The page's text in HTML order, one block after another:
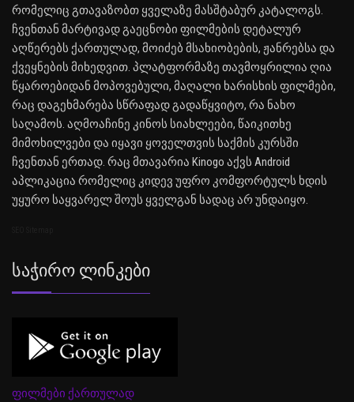
რომელიც გთავაზობთ ყველაზე მასშტაბურ კატალოგს.
ჩვენთან მარტივად გაეცნობი ფილმების დეტალურ
აღწერებს ქართულად, მოიძებ მსახიობების, ჟანრებსა და
ქვეყნების მიხედვით. პლატფორმაზე თავმოყრილია ღია
წყაროებიდან მოპოვებული, მაღალი ხარისხის ფილმები,
რაც დაგეხმარება სწრაფად გადაწყვიტო, რა ნახო
საღამოს. აღმოაჩინე კინოს სიახლეები, წაიკითხე
მიმოხილვები და იყავი ყოველთვის საქმის კურსში
ჩვენთან ერთად. რაც მთავარია Kinogo აქვს Android
აპლიკაცია რომელიც კიდევ უფრო კომფორტულს ხდის
უყურო საყვარელ შოუს ყველგან სადაც არ უნდაიყო.
Საჭირო Ლინკები
ფილმები ქართულად